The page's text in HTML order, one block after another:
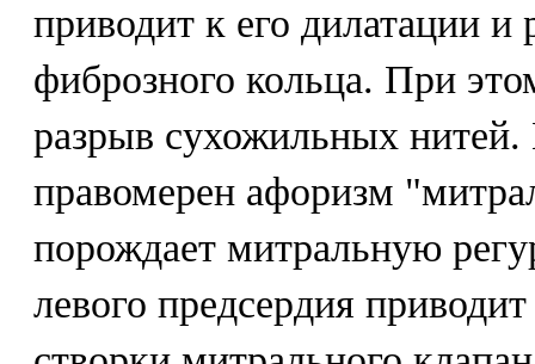
приводит к его дилатации
фиброзного кольца. При
разрыв сухожильных нитей.
правомерен афоризм
порождает митральную
левого предсердия